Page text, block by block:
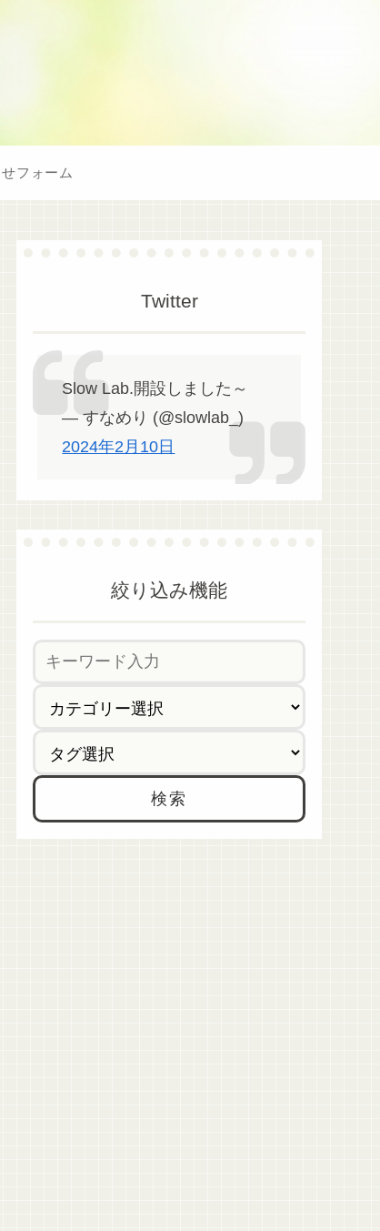
フォーム
Twitter
Slow Lab.開設しました～
— すなめり (@slowlab_)
2024年2月10日
絞り込み機能